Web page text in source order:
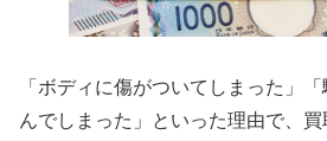
「ボディに傷がついてしまった」
んでしまった」といった理由で、